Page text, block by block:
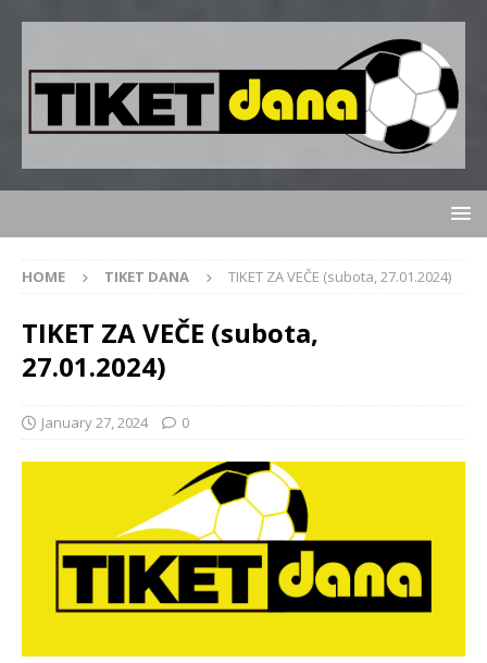
HOME TIKET DANA TIKET ZA VEČE (subota, 27.01.2024)
TIKET ZA VEČE (subota,
27.01.2024)
January 27, 2024 0